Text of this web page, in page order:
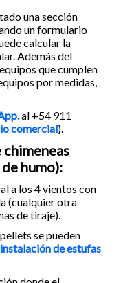
una sección
un formulario
calcular la
Además del
que cumplen
por medidas,
al +54 911
comercial).
humo):
a los 4 vientos con
(cualquier otra
de tiraje).
se pueden
de estufas